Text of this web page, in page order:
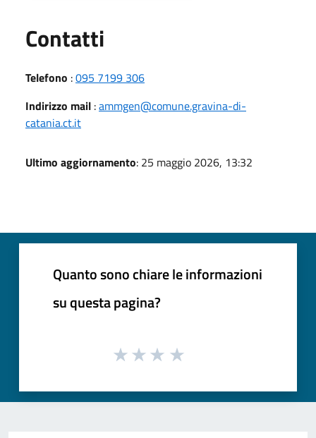
Contatti
Telefono :095 7199 306
Indirizzo mail :ammgen@comune.gravina-di-
catania.ct.it
Ultimo aggiornamento: 25 maggio 2026, 13:32
Quanto sono chiare le informazioni
su questa pagina?